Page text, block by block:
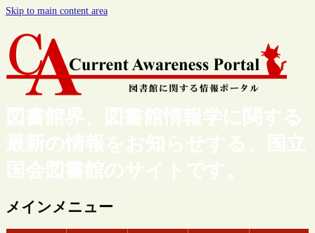
Skip to main content area
図書館界、図書館情報学に関する
最新の情報をお知らせする、国立
国会図書館のサイトです。
メインメニュー